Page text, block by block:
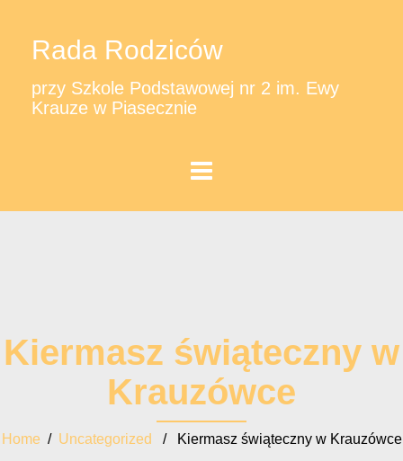
Rada Rodziców
przy Szkole Podstawowej nr 2 im. Ewy
Krauze w Piasecznie
Kiermasz świąteczny w
Krauzówce
Home / Uncategorized / Kiermasz świąteczny w Krauzówce